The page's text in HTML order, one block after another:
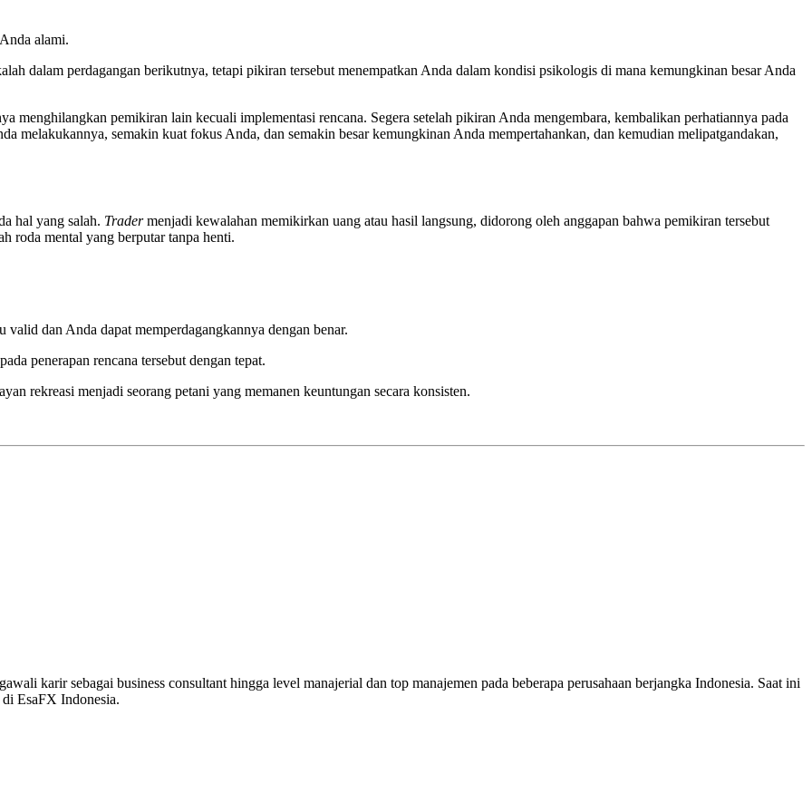
alami.
dalam perdagangan berikutnya, tetapi pikiran tersebut menempatkan Anda dalam kondisi psikologis di mana kemungkinan besar Anda
menghilangkan pemikiran lain kecuali implementasi rencana. Segera setelah pikiran Anda mengembara, kembalikan perhatiannya pada
melakukannya, semakin kuat fokus Anda, dan semakin besar kemungkinan Anda mempertahankan, dan kemudian melipatgandakan,
hal yang salah. Tradermenjadi kewalahan memikirkan uang atau hasil langsung, didorong oleh anggapan bahwa pemikiran tersebut
roda mental yang berputar tanpa henti.
dan Anda dapat memperdagangkannya dengan benar.
penerapan rencana tersebut dengan tepat.
rekreasi menjadi seorang petani yang memanen keuntungan secara konsisten.
karir sebagai business consultant hingga level manajerial dan top manajemen pada beberapa perusahaan berjangka Indonesia. Saat ini
di EsaFX Indonesia.